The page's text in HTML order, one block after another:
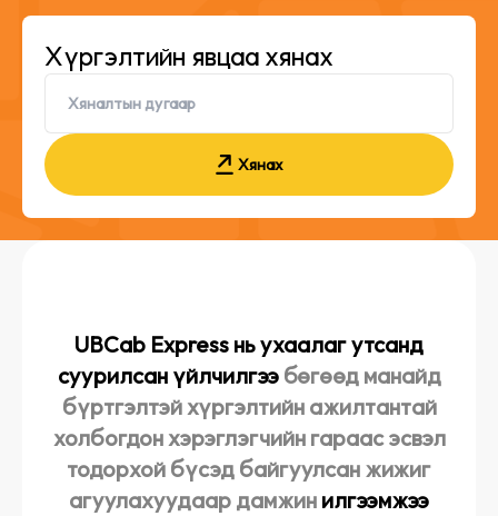
Хүргэлтийн явцаа хянах
Хянах
UBCab Express нь ухаалаг утсанд
суурилсан үйлчилгээ бөгөөд манайд
бүртгэлтэй хүргэлтийн ажилтантай
холбогдон хэрэглэгчийн гараас эсвэл
тодорхой бүсэд байгуулсан жижиг
агуулахуудаар дамжин илгээмжээ